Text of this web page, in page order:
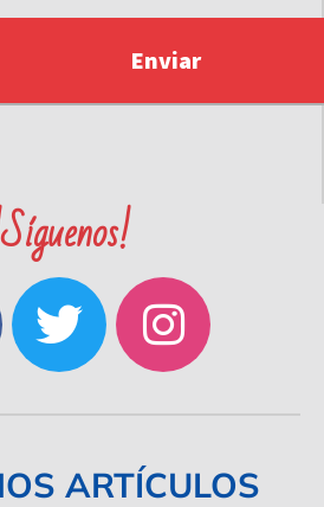
ARTÍCULOS